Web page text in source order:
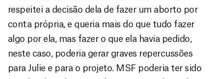
respeitei a decisão dela de fazer um aborto por
conta própria, e queria mais do que tudo fazer
algo por ela, mas fazer o que ela havia pedido,
neste caso, poderia gerar graves repercussões
para Julie e para o projeto. MSF poderia ter sido